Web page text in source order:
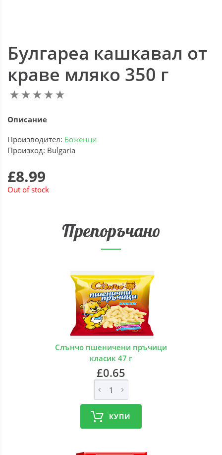
Булгареа кашкавал от
краве мляко 350 г
Описание
Производител: Боженци
Произход: Bulgaria
£8.99
Out of stock
Препоръчано
Слънчо пшеничени пръчици
класик 47 г
£0.65
КУПИ